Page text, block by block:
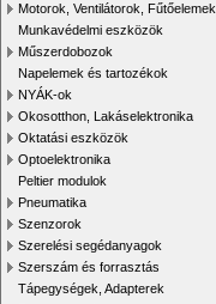
Motorok, Ventilátorok, Fűtőelemek
Munkavédelmi eszközök
Műszerdobozok
Napelemek és tartozékok
NYÁK-ok
Okosotthon, Lakáselektronika
Oktatási eszközök
Optoelektronika
Peltier modulok
Pneumatika
Szenzorok
Szerelési segédanyagok
Szerszám és forrasztás
Tápegységek, Adapterek